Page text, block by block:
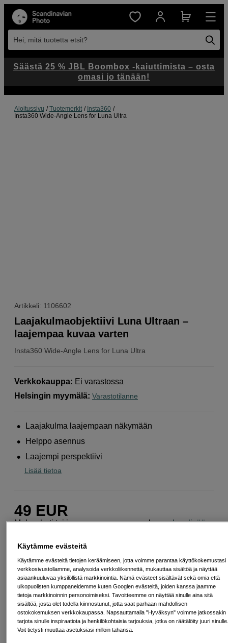
Hei, mitä tuotetta etsit?
Aloitussivu Tuotemerkit
Insta360
Insta360 Wide-Angle Lens for Luna Ultra
Artikkeli: 1106602
Insta360 Wide-Angle Lens for Luna Ultra
Laajakulmaobjektiivi Luna Ultraan –
laajempaa kuvaa varten
Verkkokauppa: Ei varastossa
Helsingin myymälä: Varastotilanne
Laajakulma laajempaan näkymään
Helppo asennus
Laajempi perspektiivi
Lisää tietoa
49 EUR
Maksa heti tai jaa useampaan osamaksuun Lue lisää
Ilmainen toimitus yli 200 EUR ostoksille
Osta nyt ja maksa myöhemmin
Säästä 25 % JBL Boombox -kaiuttimista – osta
omasi jo tänään!
Käytämme evästeitä
Käytämme evästeitä tietojen keräämiseen, jotta voimme parantaa käyttökokemustasi
verkkosivustollamme, analysoida verkkoliikennettä, mukauttaa sisältöä ja näyttää
asiaankuuluvaa yksilöllistä markkinointia. Nämä evästeet sisältävät sekä omia että
ulkopuolisten kumppaneidemme kuten Googlen evästeitä, joiden kanssa jaamme
tietoja markkinoinnin personoimiseksi. Tavoitteemme on näyttää sinulle aina sitä
sisältöä, josta olet todella kiinnostunut, jotta saat parhaan mahdollisen
ostokokemuksen verkkokaupassa. Napsauttamalla "Hyväksyn" voimme jatkossakin
tarjota sinulle inspiraatiota ja henkilökohtaisia tarjouksia, jotka on räätälöity juuri
Voit tietysti muuttaa asetuksiasi milloin tahansa.